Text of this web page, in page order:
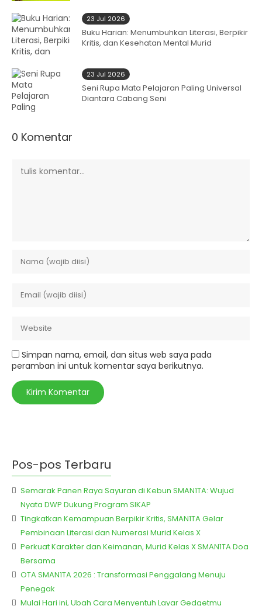
23 Jul 2026
Buku Harian: Menumbuhkan Literasi, Berpikir
Kritis, dan Kesehatan Mental Murid
23 Jul 2026
Seni Rupa Mata Pelajaran Paling Universal
Diantara Cabang Seni
0 Komentar
Simpan nama, email, dan situs web saya pada
peramban ini untuk komentar saya berikutnya.
Pos-pos Terbaru
Semarak Panen Raya Sayuran di Kebun SMAN1TA: Wujud
Nyata DWP Dukung Program SIKAP
Tingkatkan Kemampuan Berpikir Kritis, SMAN1TA Gelar
Pembinaan Literasi dan Numerasi Murid Kelas X
Perkuat Karakter dan Keimanan, Murid Kelas X SMAN1TA Doa
Bersama
OTA SMAN1TA 2026 : Transformasi Penggalang Menuju
Penegak
Mulai Hari ini, Ubah Cara Menyentuh Layar Gedgetmu